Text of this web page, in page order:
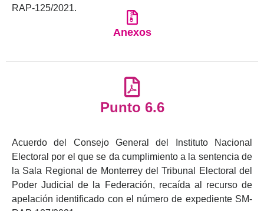
RAP-125/2021.
Anexos
Punto 6.6
Acuerdo del Consejo General del Instituto Nacional
Electoral por el que se da cumplimiento a la sentencia de
la Sala Regional de Monterrey del Tribunal Electoral del
Poder Judicial de la Federación, recaída al recurso de
apelación identificado con el número de expediente SM-